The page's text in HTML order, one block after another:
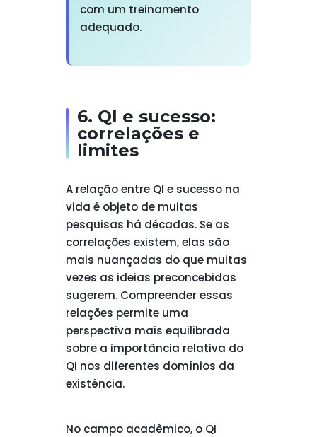
com um treinamento
adequado.
6. QI e sucesso:
correlações e
limites
A relação entre QI e sucesso na
vida é objeto de muitas
pesquisas há décadas. Se as
correlações existem, elas são
mais nuançadas do que muitas
vezes as ideias preconcebidas
sugerem. Compreender essas
relações permite uma
perspectiva mais equilibrada
sobre a importância relativa do
QI nos diferentes domínios da
existência.
No campo acadêmico, o QI